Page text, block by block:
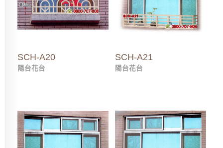
SCH-A20
陽台花台
SCH-A21
陽台花台